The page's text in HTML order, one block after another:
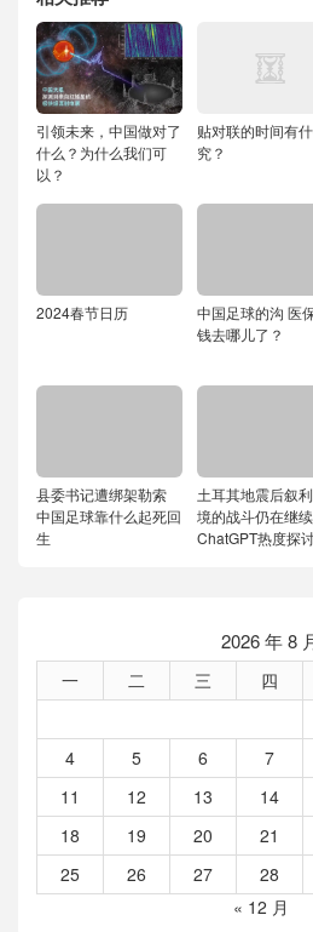
引领未来，中国做对了
什么？为什么我们可
以？
贴对联的时间有
究？
2024春节日历
中国足球的沟 医
钱去哪儿了？
县委书记遭绑架勒索
中国足球靠什么起死回
生
土耳其地震后叙
境的战斗仍在继续
ChatGPT热度探
2026 年 8
一 二 三 四
4
5 6 7
11
12 13 14
18
19 20 21
25
26 27 28
« 12 月